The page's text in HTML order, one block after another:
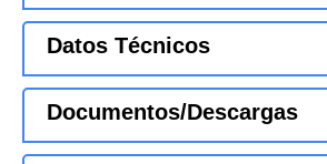
Datos Técnicos
Documentos/Descargas